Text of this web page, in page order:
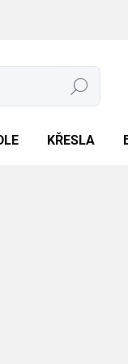
podmínky
Hledat
KŘESLA